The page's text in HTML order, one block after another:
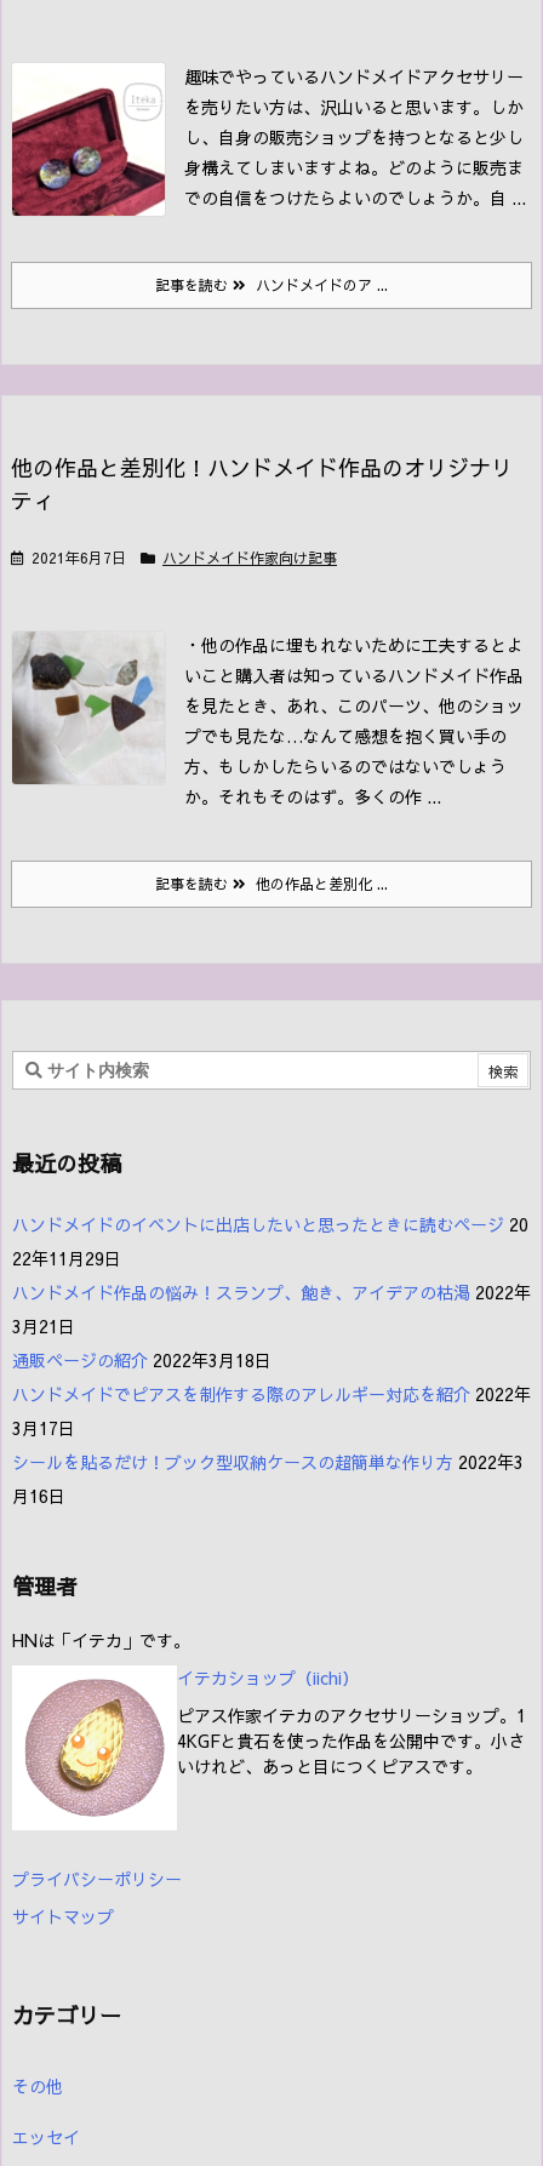
趣味でやっているハンドメイドアクセサリー
を売りたい方は、沢山いると思います。
しか
し、自身の販売ショップを持つとなると少し
身構えてしまいますよね。 どのように販売ま
での自信をつけたらよいのでしょうか。 自 ...
記事を読む ハンドメイドのア ...
他の作品と差別化！ハンドメイド作品のオリジナリ
ティ
2021年6月7日 ハンドメイド作家向け記事
・他の作品に埋もれないために工夫するとよ
いこと購入者は知っているハンドメイド作品
を見たとき、あれ、このパーツ、他のショッ
プでも見たな…なんて感想を抱く買い手の
方、もしかしたらいるのではないでしょう
か。 それもそのはず。多くの作 ...
記事を読む 他の作品と差別化 ...
最近の投稿
ハンドメイドのイベントに出店したいと思ったときに読むページ 20
22年11月29日
ハンドメイド作品の悩み！スランプ、飽き、アイデアの枯渇 2022年
3月21日
通販ページの紹介 2022年3月18日
ハンドメイドでピアスを制作する際のアレルギー対応を紹介 2022年
3月17日
シールを貼るだけ！ブック型収納ケースの超簡単な作り方 2022年3
月16日
管理者
HNは「イテカ」です。
イテカショップ（iichi）
ピアス作家イテカのアクセサリーショップ。1
4KGFと貴石を使った作品を公開中です。小さ
いけれど、あっと目につくピアスです。
プライバシーポリシー
サイトマップ
カテゴリー
その他
エッセイ